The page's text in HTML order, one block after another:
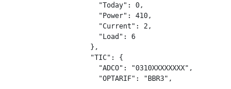
      "Today": 0,
      "Power": 410,
      "Current": 2,
      "Load": 6
    },
    "TIC": {
      "ADCO": "0310XXXXXXXX",
      "OPTARIF": "BBR3",